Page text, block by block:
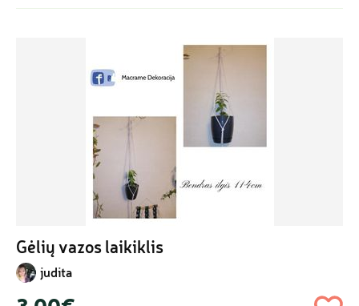
Gėlių vazos laikiklis
judita